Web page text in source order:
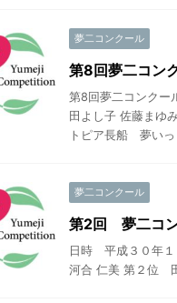
夢二コンクール
第8回夢二コ
第8回夢二コンク
田よし子 佐藤まゆ
トピア長船 夢い
夢二コンクール
第2回 夢二コ
日時 平成３０年
河合 仁美 第２位